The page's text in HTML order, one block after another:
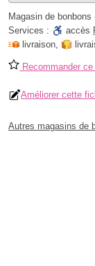
Magasin de bonbons
Services :
accès
livraison,
Recommander
Améliorer cette
Autres magasins de